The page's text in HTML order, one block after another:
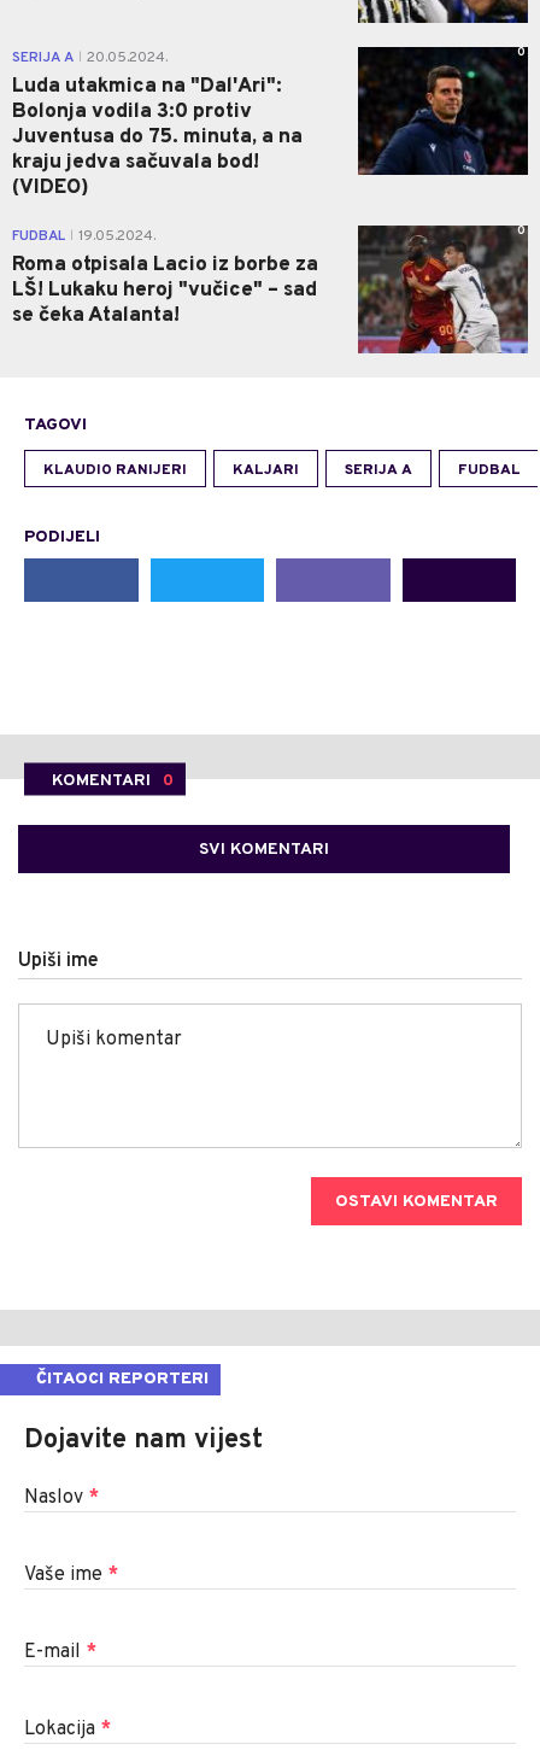
SERIJA A 20.05.2024.
Luda utakmica na "Dal'Ari":
Bolonja vodila 3:0 protiv
Juventusa do 75. minuta, a na
kraju jedva sačuvala bod!
(VIDEO)
0
FUDBAL 19.05.2024.
Roma otpisala Lacio iz borbe za
LŠ! Lukaku heroj "vučice" – sad
se čeka Atalanta!
0
TAGOVI
KLAUDIO RANIJERI KALJARI SERIJA A FUDBAL
PODIJELI
KOMENTARI 0
SVI KOMENTARI
Upiši ime
OSTAVI KOMENTAR
ČITAOCI REPORTERI
Dojavite nam vijest
Naslov *
Vaše ime *
E-mail *
Lokacija *